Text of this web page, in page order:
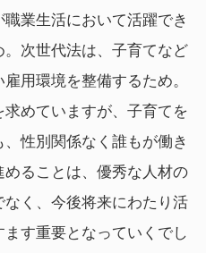
業生活において活躍でき
次世代法は、子育てなど
用環境を整備するため。
めていますが、子育てを
性別関係なく誰もが働き
ることは、優秀な人材の
く、今後将来にわたり活
す重要となっていくでし